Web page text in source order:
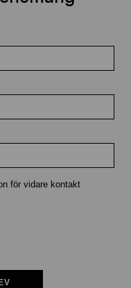
för vidare kontakt